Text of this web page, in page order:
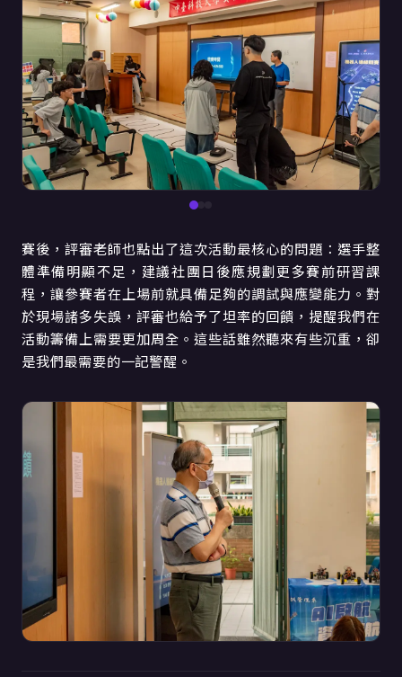
賽後，評審老師也點出了這次活動最核心的問題：選手整
體準備明顯不足，建議社團日後應規劃更多賽前研習課
程，讓參賽者在上場前就具備足夠的調試與應變能力。對
於現場諸多失誤，評審也給予了坦率的回饋，提醒我們在
活動籌備上需要更加周全。這些話雖然聽來有些沉重，卻
是我們最需要的一記警醒。